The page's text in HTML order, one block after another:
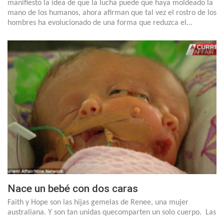
manifiesto la idea de que la lucha puede que haya moldeado la
mano de los humanos, ahora afirman que tal vez el rostro de los
hombres ha evolucionado de una forma que reduzca el…
Nace un bebé con dos caras
Faith y Hope son las hijas gemelas de Renee, una mujer
australiana. Y son tan unidas quecomparten un solo cuerpo. Las